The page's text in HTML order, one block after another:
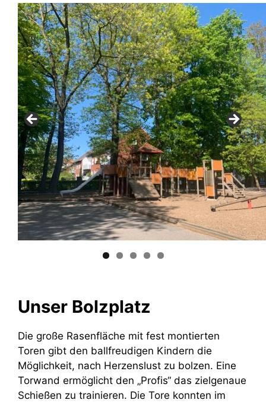
Unser Bolzplatz
Die große Rasenfläche mit fest montierten
Toren gibt den ballfreudigen Kindern die
Möglichkeit, nach Herzenslust zu bolzen. Eine
Torwand ermöglicht den „Profis“ das zielgenaue
Schießen zu trainieren. Die Tore konnten im